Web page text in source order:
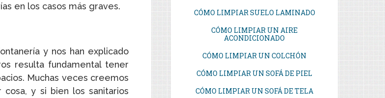
en los casos más graves.
y nos han explicado
resulta fundamental tener
Muchas veces creemos
y si bien los sanitarios
CÓMO LIMPIAR SUELO LAMINADO
CÓMO LIMPIAR UN AIRE
ACONDICIONADO
CÓMO LIMPIAR UN COLCHÓN
CÓMO LIMPIAR UN SOFÁ DE PIEL
CÓMO LIMPIAR UN SOFÁ DE TELA